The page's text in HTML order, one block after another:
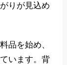
りが見込め
品を始め、
います。背